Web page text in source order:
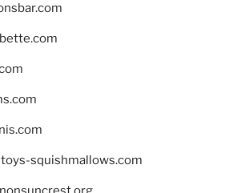
squishmallows.com